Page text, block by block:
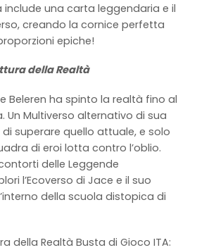
una carta leggendaria e il
creando la cornice perfetta
epiche!
della Realtà
Beleren ha spinto la realtà fino al
Un Multiverso alternativo di sua
superare quello attuale, e solo
di eroi lotta contro l’oblio.
delle Leggende
l’Ecoverso di Jace e il suo
della scuola distopica di
della Realtà Busta di Gioco ITA: